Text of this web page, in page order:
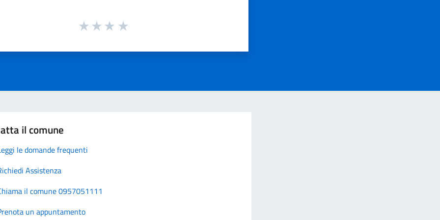
il comune
le domande frequenti
Assistenza
il comune 0957051111
un appuntamento